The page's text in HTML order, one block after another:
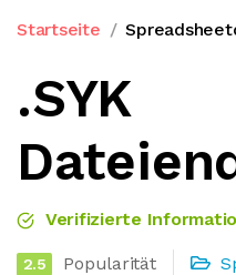
Startseite
.SYK
Verifizierte
2.5 Popularität